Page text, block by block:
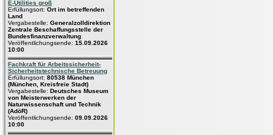
E-Utilities groß
Erfüllungsort: Ort im betreffenden
Land
Vergabestelle: Generalzolldirektion
Zentrale Beschaffungsstelle der
Bundesfinanzverwaltung
Veröffentlichungsende: 15.09.2026
10:00
Fachkraft für Arbeitssicherheit-
Sicherheitstechnische Betreuung
Erfüllungsort: 80538 München
(München, Kreisfreie Stadt)
Vergabestelle: Deutsches Museum
von Meisterwerken der
Naturwissenschaft und Technik
(AdöR)
Veröffentlichungsende: 09.09.2026
10:00